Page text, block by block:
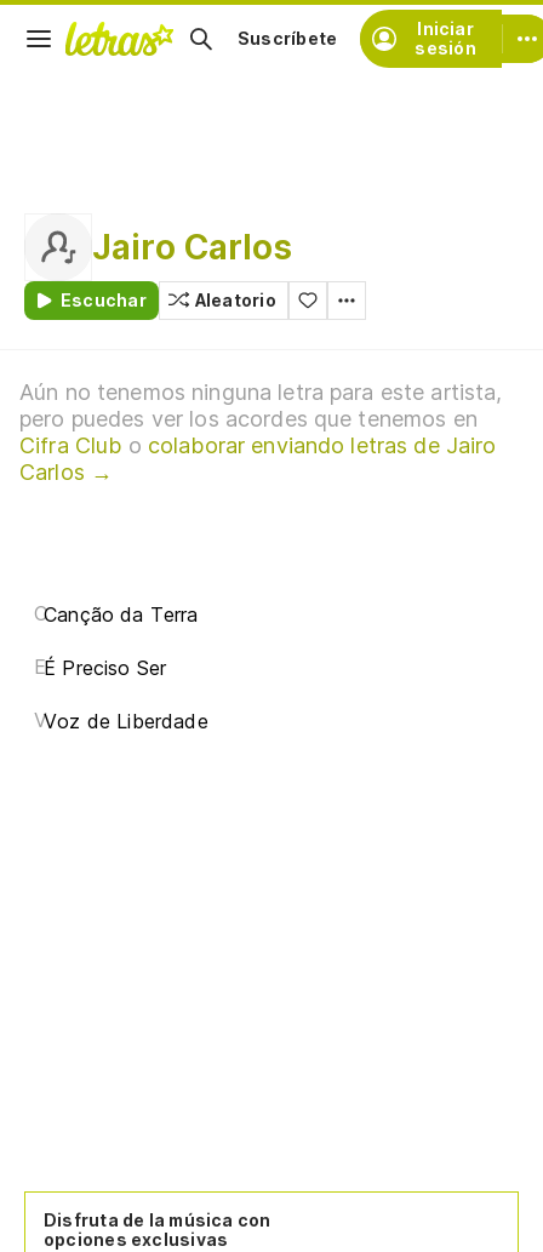
Iniciar
sesión
Suscríbete
Jairo Carlos
Escuchar Aleatorio
Aún no tenemos ninguna letra para este artista,
pero puedes ver los acordes que tenemos en
Cifra Club o colaborar enviando letras de Jairo
Carlos →
CCanção da Terra
EÉ Preciso Ser
VVoz de Liberdade
Disfruta de la música con
opciones exclusivas